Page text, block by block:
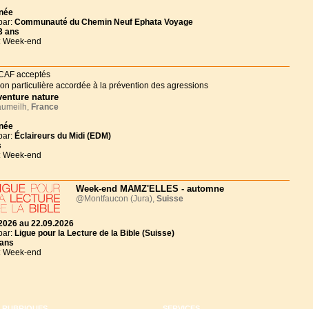
Communauté du Chemin Neuf Ephata Voyage
ans
end
nature
France
Éclaireurs du Midi (EDM)
end
Week-end MAMZ'ELLES - automne
@Montfaucon (Jura), Suisse
au 22.09.2026
Ligue pour la Lecture de la Bible (Suisse)
end